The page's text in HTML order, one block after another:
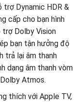
trợ Dynamic HDR &
cấp cho bạn hình
trợ Dolby Vision
bạn tận hưởng độ
trả lại âm thanh
dạng âm thanh vòm
Atmos.
thích với Apple TV,